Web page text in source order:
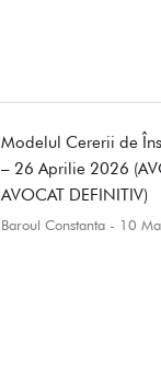
Modelul Cererii de
– 26 Aprilie 2026
AVOCAT DEFINITIV)
Baroul Constanta - 10